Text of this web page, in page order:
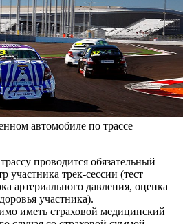
автомобиле по трассе
проводится обязательный
участника трек-сессии (тест
артериального давления, оценка
участника).
иметь страховой медицинский